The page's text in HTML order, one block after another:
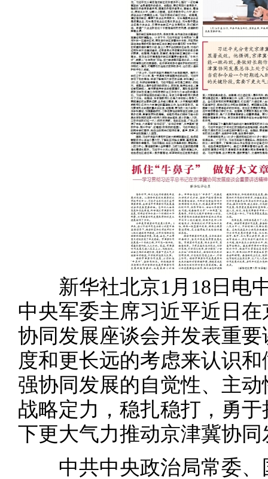
新华社北京1月18日电中
中央军委主席习近平近日
协同发展座谈会并发表重
度和更长远的考虑来认识
强协同发展的自觉性、主
战略定力，稳扎稳打，勇
下更大气力推动京津冀协
中共中央政治局常委、